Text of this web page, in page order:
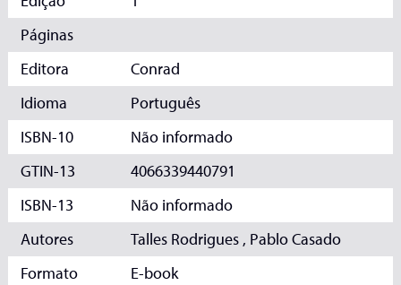
Páginas
Editora
Conrad
Idioma
Português
ISBN-10
Não informado
GTIN-13
4066339440791
ISBN-13
Não informado
Autores
Talles Rodrigues , Pablo Casado
Formato
E-book